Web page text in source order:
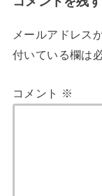
メールアドレス
付いている欄は
コメント ※